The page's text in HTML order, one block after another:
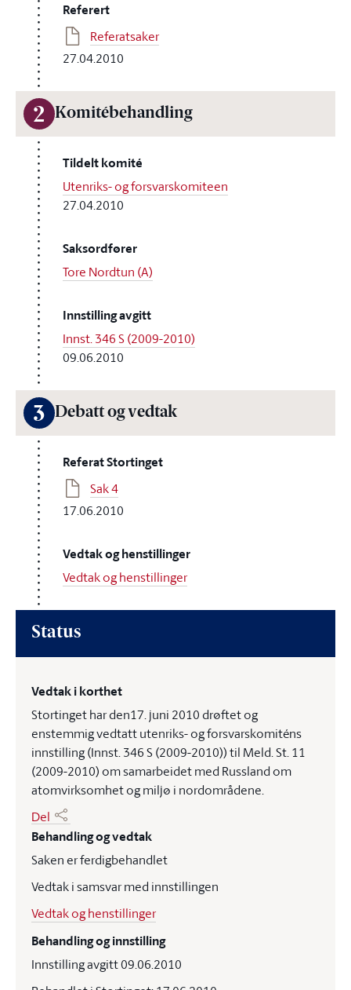
Referert
Referatsaker
27.04.2010
2 Komitébehandling
Tildelt komité
Utenriks- og forsvarskomiteen
27.04.2010
Saksordfører
Tore Nordtun (A)
Innstilling avgitt
Innst. 346 S (2009-2010)
09.06.2010
3 Debatt og vedtak
Referat Stortinget
Sak 4
17.06.2010
Vedtak og henstillinger
Vedtak og henstillinger
Status
Vedtak i korthet
Stortinget har den17. juni 2010 drøftet og
enstemmig vedtatt utenriks- og forsvarskomiténs
innstilling (Innst. 346 S (2009-2010)) til Meld. St. 11
(2009-2010) om samarbeidet med Russland om
atomvirksomhet og miljø i nordområdene.
Del
Behandling og vedtak
Saken er ferdigbehandlet
Vedtak i samsvar med innstillingen
Vedtak og henstillinger
Behandling og innstilling
Innstilling avgitt 09.06.2010